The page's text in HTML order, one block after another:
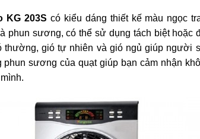
KG 203S có kiểu dáng thiết kế màu ngọc
phun sương, có thể sử dụng tách biệt hoặc
thường, gió tự nhiên và gió ngủ giúp người
sương của quạt giúp bạn cảm nhận